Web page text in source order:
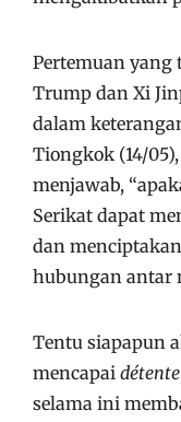
Pertemuan yang
Trump dan Xi
dalam
Tiongkok (14/
menjawab,
Serikat dapat
dan
hubungan antar
Tentu siapapun
mencapai détente
selama ini